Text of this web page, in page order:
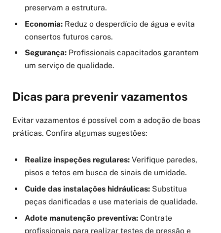
preservam a estrutura.
Economia: Reduz o desperdício de água e evita
consertos futuros caros.
Segurança: Profissionais capacitados garantem
um serviço de qualidade.
Dicas para prevenir vazamentos
Evitar vazamentos é possível com a adoção de boas
práticas. Confira algumas sugestões:
Realize inspeções regulares: Verifique paredes,
pisos e tetos em busca de sinais de umidade.
Cuide das instalações hidráulicas: Substitua
peças danificadas e use materiais de qualidade.
Adote manutenção preventiva: Contrate
profissionais para realizar testes de pressão e